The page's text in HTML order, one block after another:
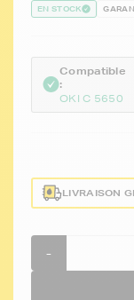
EN STOCK
Compatible
:
OKI C 5650
LIVRAISON
-